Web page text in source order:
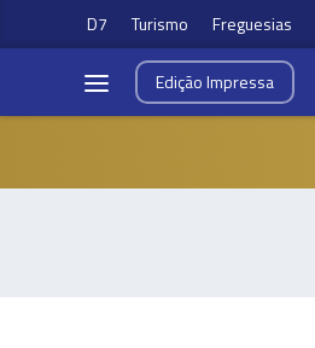
D7 Turismo Freguesias
EdiçãoImpressa